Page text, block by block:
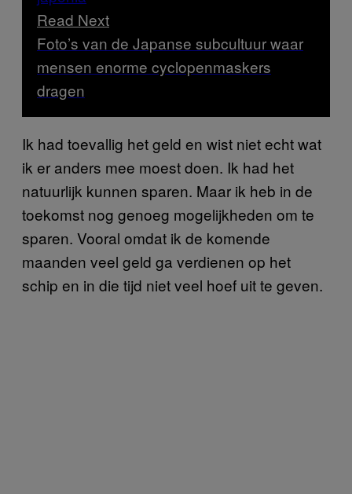
Read Next
Foto’s van de Japanse subcultuur waar
mensen enorme cyclopenmaskers
dragen
Ik had toevallig het geld en wist niet echt wat
ik er anders mee moest doen. Ik had het
natuurlijk kunnen sparen. Maar ik heb in de
toekomst nog genoeg mogelijkheden om te
sparen. Vooral omdat ik de komende
maanden veel geld ga verdienen op het
schip en in die tijd niet veel hoef uit te geven.